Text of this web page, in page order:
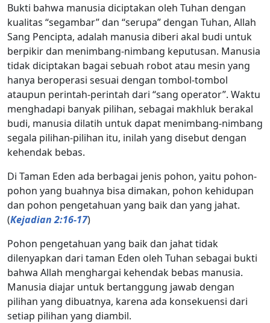
Bukti bahwa manusia diciptakan oleh Tuhan dengan
kualitas “segambar” dan “serupa” dengan Tuhan, Allah
Sang Pencipta, adalah manusia diberi akal budi untuk
berpikir dan menimbang-nimbang keputusan. Manusia
tidak diciptakan bagai sebuah robot atau mesin yang
hanya beroperasi sesuai dengan tombol-tombol
ataupun perintah-perintah dari “sang operator”. Waktu
menghadapi banyak pilihan, sebagai makhluk berakal
budi, manusia dilatih untuk dapat menimbang-nimbang
segala pilihan-pilihan itu, inilah yang disebut dengan
kehendak bebas.
Di Taman Eden ada berbagai jenis pohon, yaitu pohon-
pohon yang buahnya bisa dimakan, pohon kehidupan
dan pohon pengetahuan yang baik dan yang jahat.
(Kejadian 2:16-17)
Pohon pengetahuan yang baik dan jahat tidak
dilenyapkan dari taman Eden oleh Tuhan sebagai bukti
bahwa Allah menghargai kehendak bebas manusia.
Manusia diajar untuk bertanggung jawab dengan
pilihan yang dibuatnya, karena ada konsekuensi dari
setiap pilihan yang diambil.